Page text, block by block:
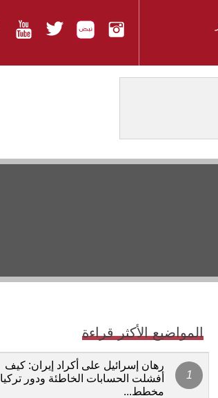
المواضيع الأكثر قراءة
رهان إسرائيل على أكراد إيران: كيف
أفشلت الحسابات الخاطئة ودور تركيا
مخطط...